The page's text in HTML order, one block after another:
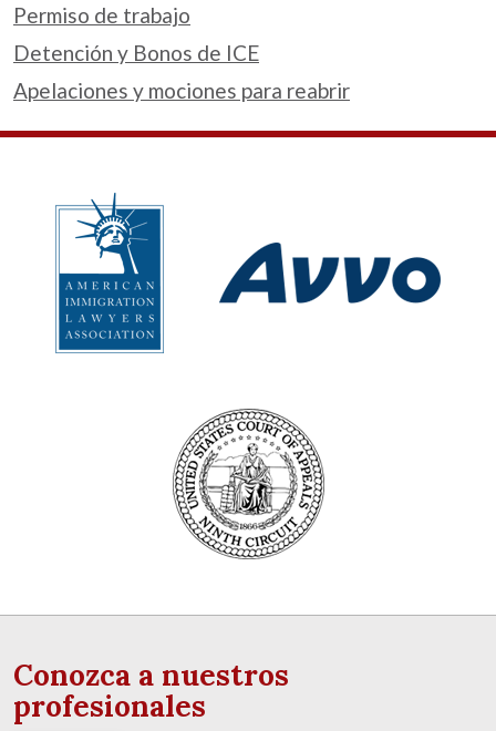
Permiso de trabajo
Detención y Bonos de ICE
Apelaciones y mociones para reabrir
Conozca a nuestros
profesionales